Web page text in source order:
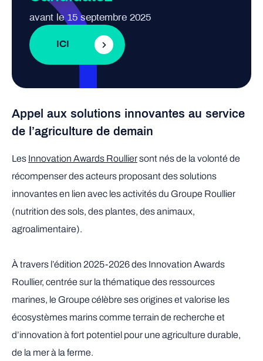
avant le 15 septembre 2025
ICI
Appel aux solutions innovantes au service
de l’agriculture de demain
Les Innovation Awards Roulliersont nés de la volonté de
récompenser des acteurs proposant des solutions
innovantes en lien avec les activités du Groupe Roullier
(nutrition des sols, des plantes, des animaux,
agroalimentaire).
À travers l’édition 2025-2026 des Innovation Awards
Roullier, centrée sur la thématique des ressources
marines, le Groupe célèbre ses origines et valorise les
écosystèmes marins comme terrain de recherche et
d’innovation à fort potentiel pour une agriculture durable,
de la mer à la ferme.